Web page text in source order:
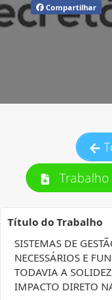
Compartilhar
Título do Trabalho
SISTEMAS DE
NECESSÁRIOS E
TODAVIA A
IMPACTO DIRETO